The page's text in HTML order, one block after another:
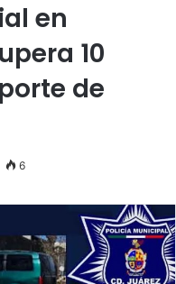
en
10
de
6